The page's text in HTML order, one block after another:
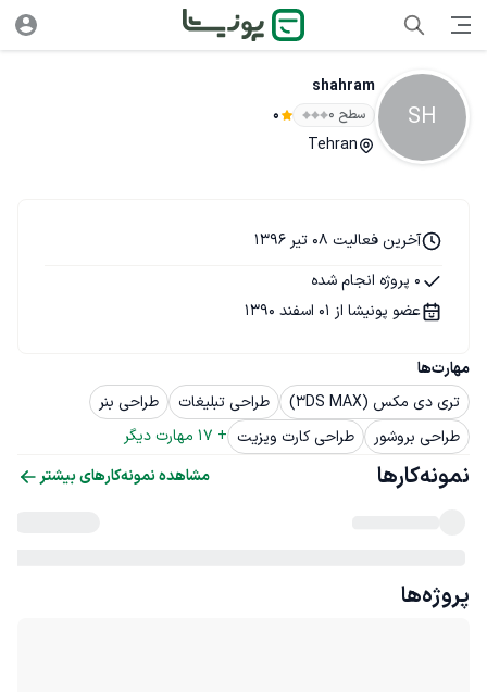
SH
shahram
سطح ۰ 0
Tehran
مهارت‌ها
تری دی مکس (3DS MAX)
طراحی تبلیغات
طراحی بنر
طراحی بروشور
طراحی کارت ویزیت +
17 مهارت دیگر
آخرین فعالیت 08 تیر 1396
0 پروژه انجام شده
عضو پونیشا از 01 اسفند 1390
نمونه‌کارها مشاهده نمونه‌کارهای بیشتر
پروژه‌ها